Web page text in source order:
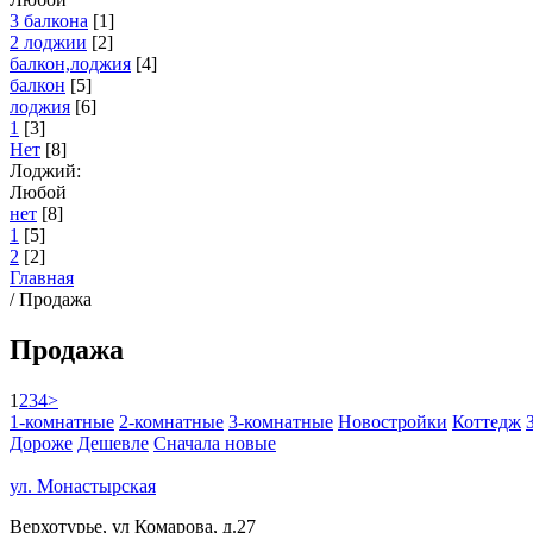
3 балкона [1]
2 лоджии [2]
балкон,лоджия [4]
балкон [5]
лоджия [6]
1 [3]
Нет [8]
Лоджий:
Любой
нет [8]
1 [5]
2 [2]
Главная
/Продажа
Продажа
1 234>
1-комнатные 2-комнатные 3-комнатные Новостройки Коттедж
Дороже Дешевле Сначала новые
ул. Монастырская
Верхотурье, ул Комарова, д.27